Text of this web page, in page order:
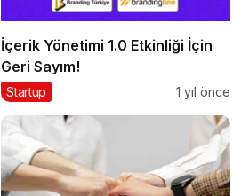
İçerik Yönetimi 1.0 Etkinliği İçin
Geri Sayım!
Startup 1 yıl önce